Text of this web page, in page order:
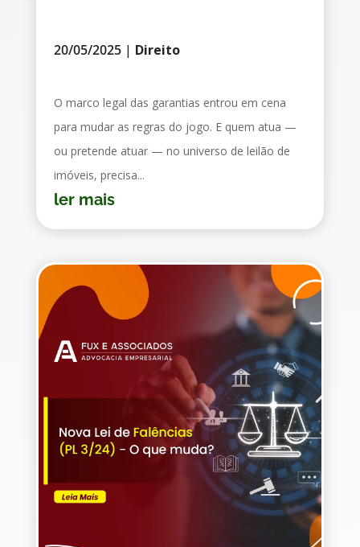
20/05/2025| Direito
O marco legal das garantias entrou em cena
para mudar as regras do jogo. E quem atua —
ou pretende atuar — no universo de leilão de
imóveis, precisa...
ler mais